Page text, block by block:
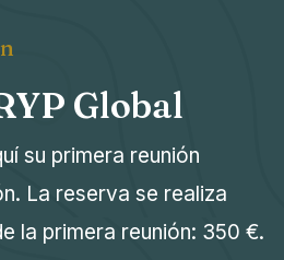
Global
su primera reunión
La reserva se realiza
la primera reunión: 350 €.